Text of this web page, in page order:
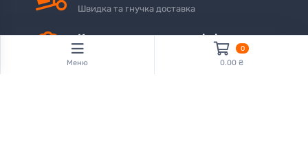
Швидка та гнучка доставка
Конкурентоспроможні ціни
Знижки та спеціальні пропозиції
Меню
0
0.00 ₴